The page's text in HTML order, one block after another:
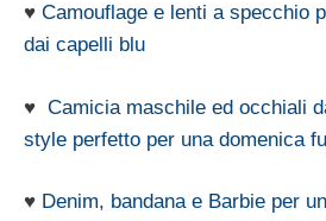
♥ Camouflage e lenti a specchio
dai capelli blu
♥ Camicia maschile ed occhiali
style perfetto per una domenica
♥ Denim, bandana e Barbie per